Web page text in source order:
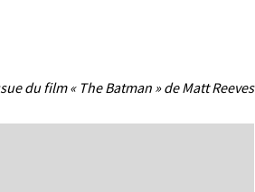
du film « The Batman » de Matt Reeves